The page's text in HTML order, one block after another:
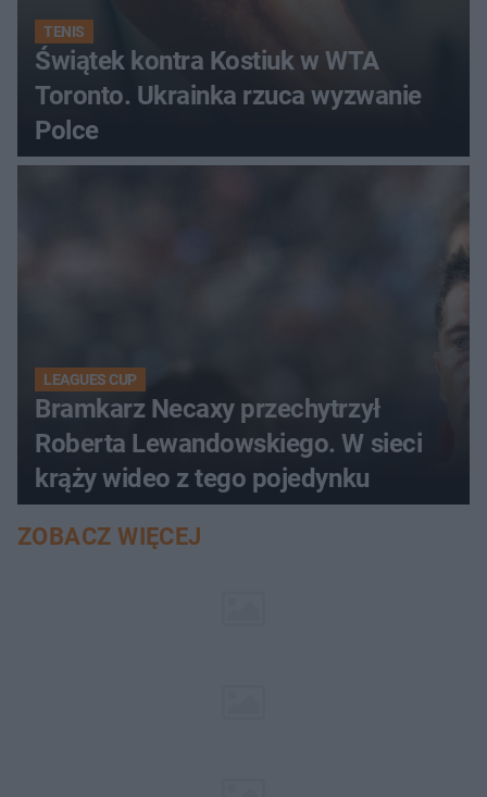
TENIS
Świątek kontra Kostiuk w WTA
Toronto. Ukrainka rzuca wyzwanie
Polce
LEAGUES CUP
Bramkarz Necaxy przechytrzył
Roberta Lewandowskiego. W sieci
krąży wideo z tego pojedynku
ZOBACZ WIĘCEJ